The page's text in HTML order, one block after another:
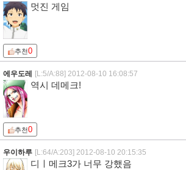
멋진 게임
추천0
에우도레 [L:5/A:88] 2012-08-10 16:08:57
역시 데메크!
추천0
우이하루 [L:64/A:203] 2012-08-10 20:15:35
디ㅣ메크3가 너무 강했음